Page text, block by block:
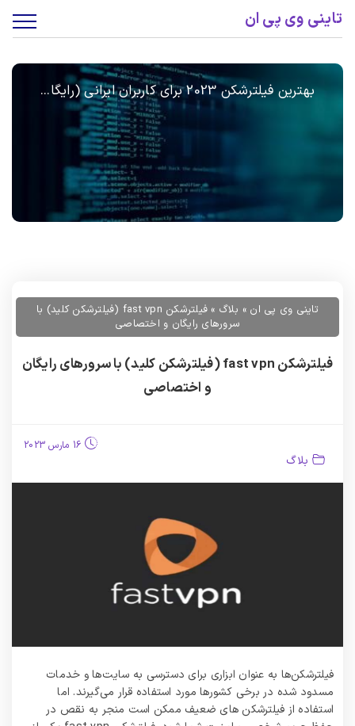
تاینی وی پی ان
بهترین فیلترشکن 2023 برای کاربران ایرانی (رایگا...
تاینی وی پی ان » بلاگ »
فیلترشکن fast vpn (فیلترشکن کلید) با
سرورهای رایگان و اختصاصی
فیلترشکن fast vpn (فیلترشکن کلید) با سرورهای رایگان
و اختصاصی
16 مارس 2023
بلاگ
فیلترشکن‌ها به عنوان ابزاری برای دسترسی به سایت‌ها و خدمات
مسدود شده در برخی کشورها مورد استفاده قرار می‌گیرند. اما
استفاده از فیلترشکن‌ های ضعیف ممکن است منجر به نقص در